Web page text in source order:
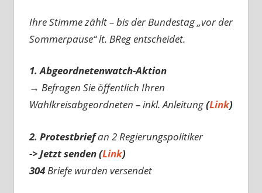
Ihre Stimme zählt – bis der Bundestag „vor der
Sommerpause“ lt. BReg entscheidet.
1. Abgeordnetenwatch-Aktion
→ Befragen Sie öffentlich Ihren
Wahlkreisabgeordneten – inkl. Anleitung(Link)
2. Protestbriefan 2 Regierungspolitiker
-> Jetzt senden (Link)
304Briefe wurden versendet